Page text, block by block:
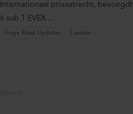
Internationaal privaatrecht,
6 sub 1 EVEX ...
Hoge Raad Updates Cassatie